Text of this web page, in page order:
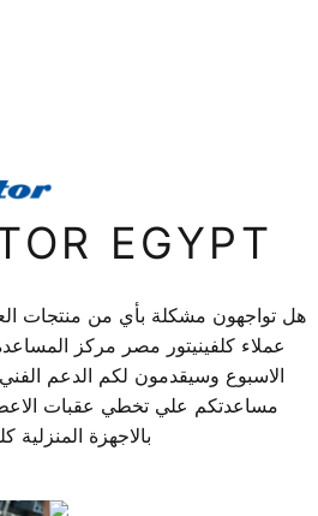
EGYPT
هل تواجهون مشكلة بأي من منتجات
عملاء كلفينيتور مصر مركز
الاسبوع وسيقدمون لكم الدعم
مساعدتكم علي تخطي عقبات
بالاجهزة المنزلية